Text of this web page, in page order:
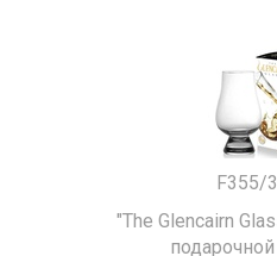
F355/
"The Glencairn